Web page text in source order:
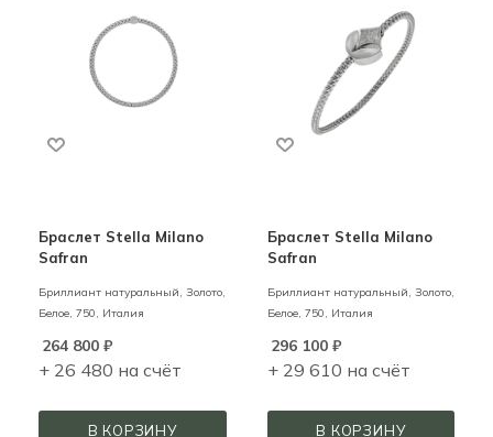
Браслет Stella Milano
Safran
Бриллиант натуральный, Золото,
Белое, 750, Италия
264 800 ₽
+ 26 480 на счёт
В КОРЗИНУ
Браслет Stella Milano
Safran
Бриллиант натуральный, Золото,
Белое, 750, Италия
296 100₽
+ 29 610 на счёт
В КОРЗИНУ